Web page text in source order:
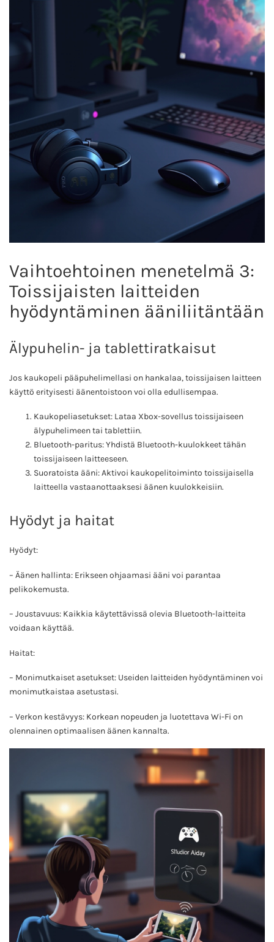
Vaihtoehtoinen menetelmä 3:
Toissijaisten laitteiden
hyödyntäminen ääniliitäntään
Älypuhelin- ja tablettiratkaisut
Jos kaukopeli pääpuhelimellasi on hankalaa, toissijaisen laitteen
käyttö erityisesti äänentoistoon voi olla edullisempaa.
Kaukopeliasetukset: Lataa Xbox-sovellus toissijaiseen
älypuhelimeen tai tablettiin.
Bluetooth-paritus: Yhdistä Bluetooth-kuulokkeet tähän
toissijaiseen laitteeseen.
Suoratoista ääni: Aktivoi kaukopelitoiminto toissijaisella
laitteella vastaanottaaksesi äänen kuulokkeisiin.
Hyödyt ja haitat
Hyödyt:
– Äänen hallinta: Erikseen ohjaamasi ääni voi parantaa
pelikokemusta.
– Joustavuus: Kaikkia käytettävissä olevia Bluetooth-laitteita
voidaan käyttää.
Haitat:
– Monimutkaiset asetukset: Useiden laitteiden hyödyntäminen voi
monimutkaistaa asetustasi.
– Verkon kestävyys: Korkean nopeuden ja luotettava Wi-Fi on
olennainen optimaalisen äänen kannalta.